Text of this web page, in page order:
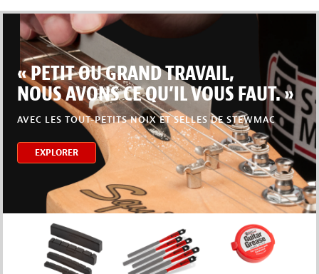
« PETIT OU GRAND TRAVAIL,
NOUS AVONS CE QU’IL VOUS FAUT. »
AVEC LES TOUT-PETITS NOIX ET SELLES DE STEWMAC
EXPLORER